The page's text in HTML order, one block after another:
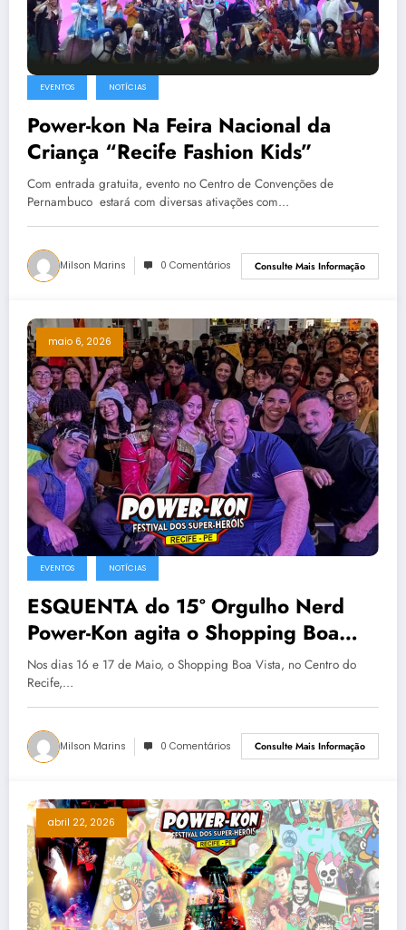
EVENTOS NOTÍCIAS
Power-kon Na Feira Nacional da
Criança “Recife Fashion Kids”
Com entrada gratuita, evento no Centro de Convenções de
Pernambuco estará com diversas ativações com…
Milson Marins 0 Comentários Consulte Mais Informação
maio 6, 2026
EVENTOS NOTÍCIAS
ESQUENTA do 15º Orgulho Nerd
Power-Kon agita o Shopping Boa
Vista – 16 e 17 de maio
Nos dias 16 e 17 de Maio, o Shopping Boa Vista, no Centro do
Recife,…
Milson Marins 0 Comentários Consulte Mais Informação
abril 22, 2026